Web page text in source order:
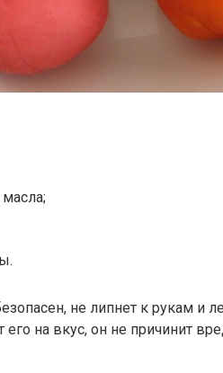
не липнет к рукам и
его на вкус, он не причинит